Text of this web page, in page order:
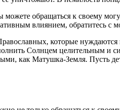
обращаться к своему
влиянием, обратитесь с
которые нуждаются
Солнцем целительным и
как Матушка-Земля. Пусть